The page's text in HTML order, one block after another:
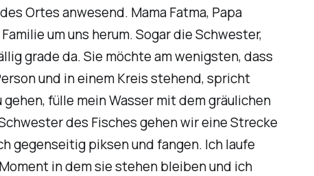
Ortes anwesend. Mama Fatma, Papa
um uns herum. Sogar die Schwester,
grade da. Sie möchte am wenigsten, dass
und in einem Kreis stehend, spricht
fülle mein Wasser mit dem gräulichen
des Fisches gehen wir eine Strecke
gegenseitig piksen und fangen. Ich laufe
in dem sie stehen bleiben und ich